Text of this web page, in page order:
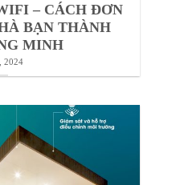
– CÁCH ĐƠN
BẠN THÀNH
MINH
2024